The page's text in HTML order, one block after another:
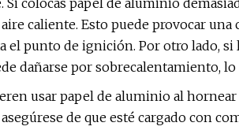
colocas papel de aluminio
caliente. Esto puede provocar
el punto de ignición. Por otro lado,
dañarse por sobrecalentamiento,
usar papel de aluminio al hornear
de que esté cargado con